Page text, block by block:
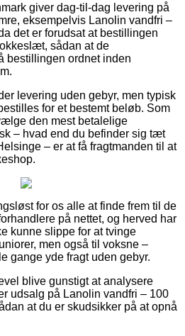
giver dag-til-dag levering på
eksempelvis Lanolin vandfri –
det er forudsat at bestillingen
sådan at de
bestillingen ordnet inden
levering uden gebyr, men typisk
for et bestemt beløb. Som
den mest betalelige
– hvad end du befinder sig tæt
– er at få fragtmanden til at
for os alle at finde frem til de
på nettet, og herved har
kunne slippe for at tvinge
men også til voksne –
gange yde fragt uden gebyr.
blive gunstigt at analysere
udsalg på Lanolin vandfri – 100
at du er skudsikker på at opnå